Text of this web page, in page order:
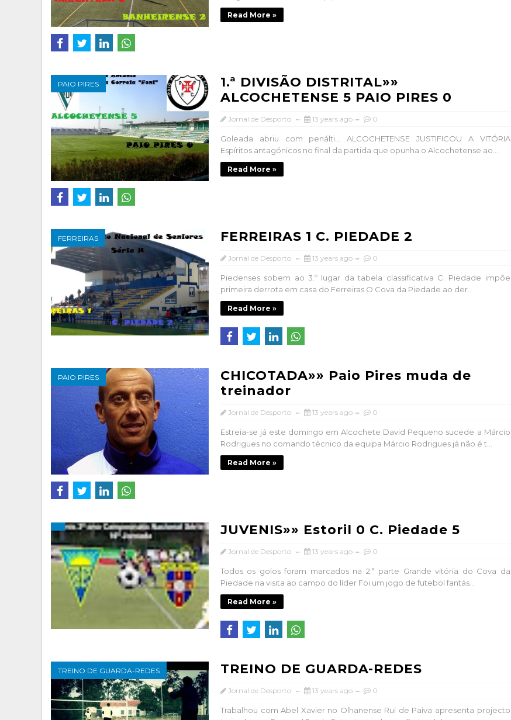
Read More »
PAIO PIRES
1.ª DIVISÃO DISTRITAL»»
ALCOCHETENSE 5 PAIO PIRES 0
Jornal de Desporto 13 years ago 0
Goleada abriu com penálti... ALCOCHETENSE JUSTIFICOU A VITÓRIA
Espíritos antagónicos no final da partida que opunha o Alcochetense ao...
Read More »
FERREIRAS FERREIRAS 1 C. PIEDADE 2
Jornal de Desporto 13 years ago 0
Piedenses sobem ao 3.º lugar da tabela classificativa C. Piedade impõe
primeira derrota em casa do Ferreiras O Cova da Piedade ao der...
Read More »
PAIO PIRES
CHICOTADA»» Paio Pires muda de
treinador
Jornal de Desporto 13 years ago 0
Estreia-se já este domingo em Alcochete David Pequeno sucede a Márcio
Rodrigues no comando técnico da equipa Márcio Rodrigues já não é t...
Read More »
JUVENIS»» Estoril 0 C. Piedade 5
Jornal de Desporto 13 years ago 0
Todos os golos foram marcados na 2.ª parte Grande vitória do Cova da
Piedade na visita ao campo do líder Foi um jogo de futebol fantás...
Read More »
TREINO DE GUARDA-REDES TREINO DE GUARDA-REDES
Jornal de Desporto 13 years ago 0
Trabalhou com Abel Xavier no Olhanense Rui de Paiva apresenta projecto